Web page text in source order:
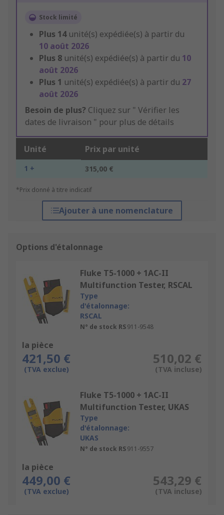
Stock limité
Plus 14 unité(s) expédiée(s) à partir du
10 août 2026
Plus 8 unité(s) expédiée(s) à partir du 10
août 2026
Plus 1 unité(s) expédiée(s) à partir du 27
août 2026
Besoin de plus? Cliquez sur " Vérifier les
dates de livraison " pour plus de détails
Unité Prix par unité
1 + 315,00 €
*Prix donné à titre indicatif
Ajouter à une nomenclature
Options d'étalonnage
Fluke T5-1000 + 1AC-II
Multifunction Tester, RSCAL
Type
d'étalonnage:
RSCAL
N° de stock RS911-9548
la pièce
421,50 €
(TVA exclue)
510,02 €
(TVA incluse)
Fluke T5-1000 + 1AC-II
Multifunction Tester, UKAS
Type
d'étalonnage:
UKAS
N° de stock RS911-9557
la pièce
449,00 €
(TVA exclue)
543,29 €
(TVA incluse)